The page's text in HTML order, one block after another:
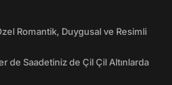
Romantik, Duygusal ve Resimli
de Saadetiniz de Çil Çil Altınlarda